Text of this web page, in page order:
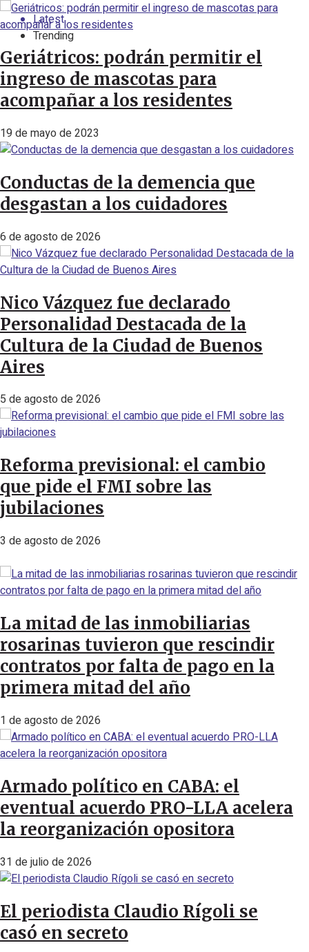
Latest
Trending
Geriátricos: podrán permitir el
ingreso de mascotas para
acompañar a los residentes
19 de mayo de 2023
Conductas de la demencia que
desgastan a los cuidadores
6 de agosto de 2026
Nico Vázquez fue declarado
Personalidad Destacada de la
Cultura de la Ciudad de Buenos
Aires
5 de agosto de 2026
Reforma previsional: el cambio
que pide el FMI sobre las
jubilaciones
3 de agosto de 2026
La mitad de las inmobiliarias
rosarinas tuvieron que rescindir
contratos por falta de pago en la
primera mitad del año
1 de agosto de 2026
Armado político en CABA: el
eventual acuerdo PRO-LLA acelera
la reorganización opositora
31 de julio de 2026
El periodista Claudio Rígoli se
casó en secreto